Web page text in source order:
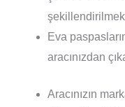
Eva
aracınızdan
Aracınızın